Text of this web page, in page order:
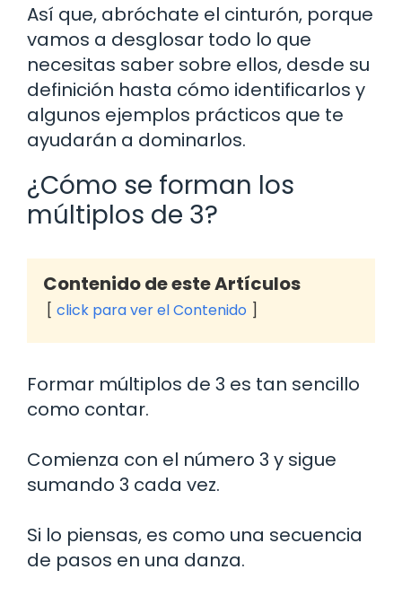
Así que, abróchate el cinturón, porque
vamos a desglosar todo lo que
necesitas saber sobre ellos, desde su
definición hasta cómo identificarlos y
algunos ejemplos prácticos que te
ayudarán a dominarlos.
¿Cómo se forman los
múltiplos de 3?
Contenido de este Artículos
click para ver el Contenido
Formar múltiplos de 3 es tan sencillo
como contar.
Comienza con el número 3 y sigue
sumando 3 cada vez.
Si lo piensas, es como una secuencia
de pasos en una danza.